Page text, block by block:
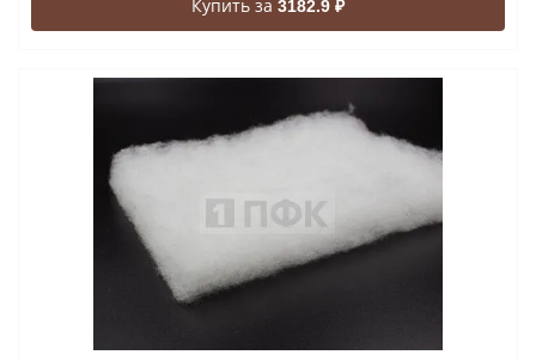
Купить за 3182.9 ₽